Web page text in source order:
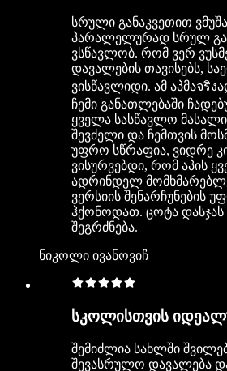
სრული განაკვეთით
პარალელურად სრულ
ვსწავლობ. რომ ვერ
დავალების თავისებს,
ვისწავლიდი. ამ აპმაจริง
ჩემი განათლებაში
ყველა სასწავლო
შევძელი და ჩემთვის
უფრო სწრაფია, ვიდრე
ვისურვებდი, რომ აპის
ადრინდელ
ვერსიის შენარჩუნების
ჰქონოდათ. ცოტა დასჯას
შეგრძნება.
ნიკოლი ივანოვიჩ
სკოლისთვის
შემიძლია სახლში
შევასრულო დავალება